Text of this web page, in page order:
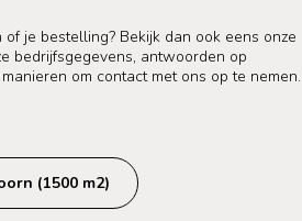
je bestelling? Bekijk dan ook eens onze
bedrijfsgegevens, antwoorden op
om contact met ons op te nemen.
(1500 m2)